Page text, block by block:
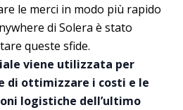
le merci in modo più rapido
di Solera è stato
queste sfide.
viene utilizzata per
di ottimizzare i costi e le
logistiche dell’ultimo